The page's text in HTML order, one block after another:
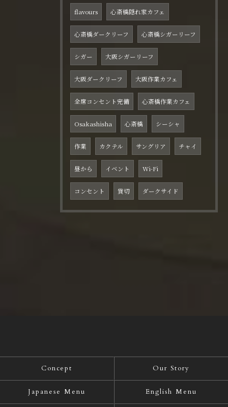
flavours 心斎橋隠れ家カフェ
心斎橋ダークリーフ 心斎橋シガーリーフ
シガー 大阪シガーリーフ
大阪ダークリーフ 大阪作業カフェ
全席コンセント完備 心斎橋作業カフェ
Osakashisha 心斎橋 シーシャ
作業 カクテル サングリア チャイ
昼から イベント Wi-Fi
コンセント 貸切 ダークサイド
Concept Our Story
Japanese Menu English Menu